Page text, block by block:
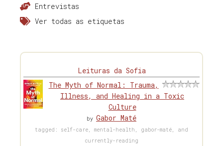
Entrevistas
Ver todas as etiquetas
Leituras da Sofia
The Myth of Normal: Trauma,
Illness, and Healing in a Toxic
Culture
by Gabor Maté
tagged: self-care, mental-health, gabor-maté, and
currently-reading